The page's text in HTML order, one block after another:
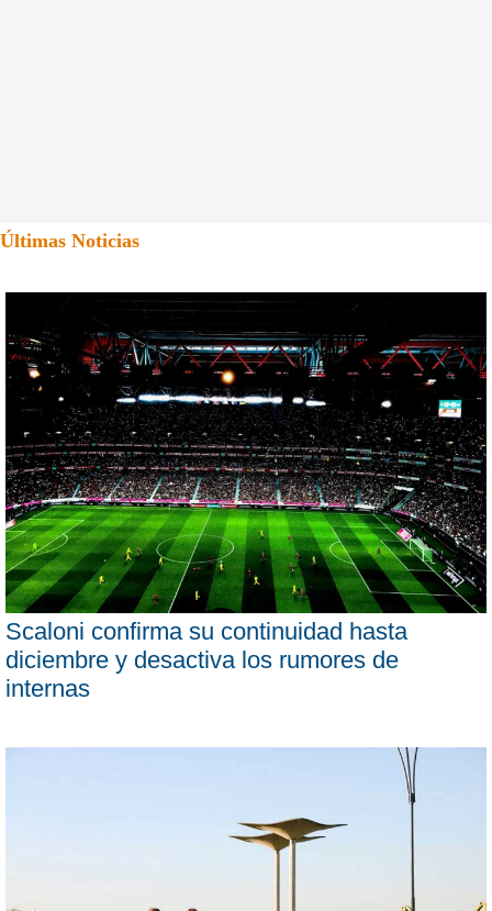
Últimas Noticias
Scaloni confirma su continuidad hasta
diciembre y desactiva los rumores de
internas